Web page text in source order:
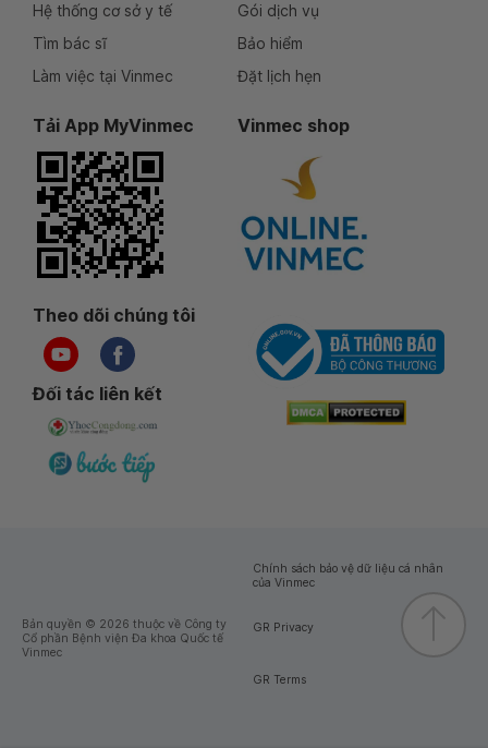
Hệ thống cơ sở y tế
Tìm bác sĩ
Làm việc tại Vinmec
Gói dịch vụ
Bảo hiểm
Đặt lịch hẹn
Tải App MyVinmec Vinmec shop
Theo dõi chúng tôi
Đối tác liên kết
Bản quyền © 2026 thuộc về Công ty
Cổ phần Bệnh viện Đa khoa Quốc tế
Vinmec
Chính sách bảo vệ dữ liệu cá nhân
của Vinmec
GR Privacy
GR Terms